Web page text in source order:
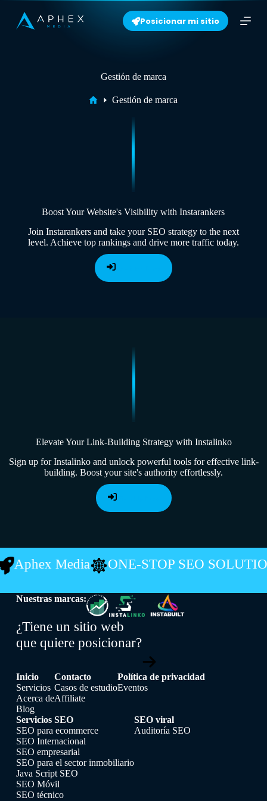
Posicionar mi sitio
Gestión de marca
HomeGestión de marca
Boost Your Website's Visibility with Instarankers
Join Instarankers and take your SEO strategy to the next
level. Achieve top rankings and drive more traffic today.
Register Now
Elevate Your Link-Building Strategy with Instalinko
Sign up for Instalinko and unlock powerful tools for effective link-
building. Boost your site's authority effortlessly.
Sign Up Now
Aphex Media ONE-STOP SEO
Nuestras marcas:
¿Tiene un sitio web
que quiere posicionar?
Inicio
Servicios
Acerca de
Blog
Contacto
Casos de estudio
Affiliate
Política de privacidad
Eventos
Servicios SEO
SEO para ecommerce
SEO Internacional
SEO empresarial
SEO para el sector inmobiliario
Java Script SEO
SEO Móvil
SEO técnico
SEO viral
Auditoría SEO